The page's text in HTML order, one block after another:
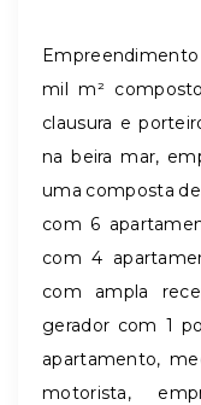
mil m²
clausura e
na beira mar,
uma composta
com 6
com 4
com ampla
gerador com 1
apartamento,
motorista,